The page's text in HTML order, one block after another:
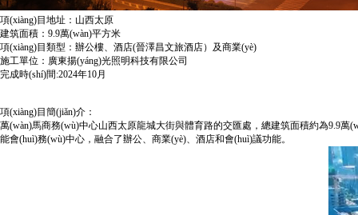
項(xiàng)目地址：山西太原
建筑面積：9.9萬(wàn)平方米
項(xiàng)目類型：辦公樓、酒店(晉澤昌文旅酒店）及商業(yè)
施工單位：廣東揚(yáng)光照明科技有限公司
完成時(shí)間:2024年10月
項(xiàng)目簡(jiǎn)介：
萬(wàn)馬商務(wù)中心山西太原龍城大街與體育路的交匯處，總建筑面積約為9.9
能會(huì)務(wù)中心，融合了辦公、商業(yè)、酒店和會(huì)議功能。